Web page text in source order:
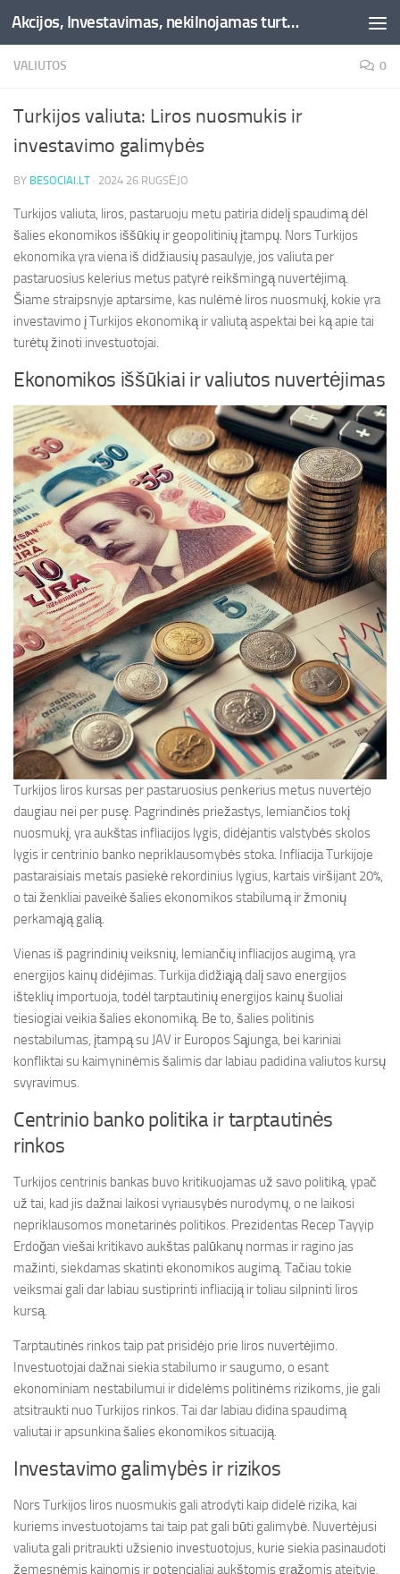
Skip to content Akcijos, Investavimas, nekilnojamas turtas, kriptovaliutos - Besociai.lt
VALIUTOS 0
Turkijos valiuta: Liros nuosmukis ir
investavimo galimybės
BY BESOCIAI.LT · 2024 26 RUGSĖJO
Turkijos valiuta, liros, pastaruoju metu patiria didelį spaudimą dėl
šalies ekonomikos iššūkių ir geopolitinių įtampų. Nors Turkijos
ekonomika yra viena iš didžiausių pasaulyje, jos valiuta per
pastaruosius kelerius metus patyrė reikšmingą nuvertėjimą.
Šiame straipsnyje aptarsime, kas nulėmė liros nuosmukį, kokie yra
investavimo į Turkijos ekonomiką ir valiutą aspektai bei ką apie tai
turėtų žinoti investuotojai.
Ekonomikos iššūkiai ir valiutos nuvertėjimas
Turkijos liros kursas per pastaruosius penkerius metus nuvertėjo
daugiau nei per pusę. Pagrindinės priežastys, lemiančios tokį
nuosmukį, yra aukštas infliacijos lygis, didėjantis valstybės skolos
lygis ir centrinio banko nepriklausomybės stoka. Infliacija Turkijoje
pastaraisiais metais pasiekė rekordinius lygius, kartais viršijant 20%,
o tai ženkliai paveikė šalies ekonomikos stabilumą ir žmonių
perkamąją galią.
Vienas iš pagrindinių veiksnių, lemiančių infliacijos augimą, yra
energijos kainų didėjimas. Turkija didžiąją dalį savo energijos
išteklių importuoja, todėl tarptautinių energijos kainų šuoliai
tiesiogiai veikia šalies ekonomiką. Be to, šalies politinis
nestabilumas, įtampą su JAV ir Europos Sąjunga, bei kariniai
konfliktai su kaimyninėmis šalimis dar labiau padidina valiutos kursų
svyravimus.
Centrinio banko politika ir tarptautinės
rinkos
Turkijos centrinis bankas buvo kritikuojamas už savo politiką, ypač
už tai, kad jis dažnai laikosi vyriausybės nurodymų, o ne laikosi
nepriklausomos monetarinės politikos. Prezidentas Recep Tayyip
Erdoğan viešai kritikavo aukštas palūkanų normas ir ragino jas
mažinti, siekdamas skatinti ekonomikos augimą. Tačiau tokie
veiksmai gali dar labiau sustiprinti infliaciją ir toliau silpninti liros
kursą.
Tarptautinės rinkos taip pat prisidėjo prie liros nuvertėjimo.
Investuotojai dažnai siekia stabilumo ir saugumo, o esant
ekonominiam nestabilumui ir didelėms politinėms rizikoms, jie gali
atsitraukti nuo Turkijos rinkos. Tai dar labiau didina spaudimą
valiutai ir apsunkina šalies ekonomikos situaciją.
Investavimo galimybės ir rizikos
Nors Turkijos liros nuosmukis gali atrodyti kaip didelė rizika, kai
kuriems investuotojams tai taip pat gali būti galimybė. Nuvertėjusi
valiuta gali pritraukti užsienio investuotojus, kurie siekia pasinaudoti
žemesnėmis kainomis ir potencialiai aukštomis grąžomis ateityje.